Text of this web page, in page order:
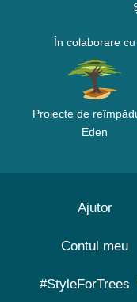
În colaborare cu
Proiecte de
Eden
Ajutor
Contul meu
#StyleForTrees